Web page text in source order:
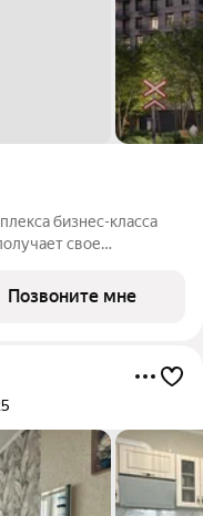
бизнес-класса
свое
городского жилья,
Позвоните мне